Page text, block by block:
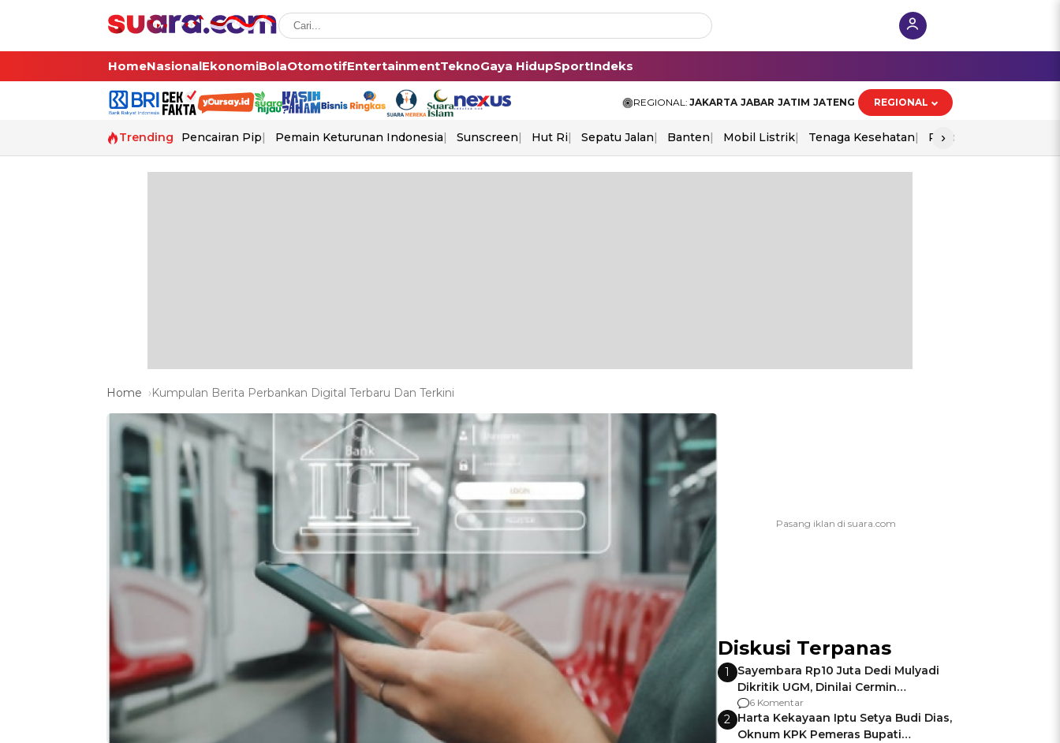
HomeNasionalEkonomiBolaOtomotifEntertainmentTeknoGaya HidupSportIndeks
REGIONAL: JAKARTA JABAR JATIM JATENG REGIONAL
Trending Pencairan Pip Pemain Keturunan Indonesia Sunscreen Hut Ri Sepatu Jalan Banten Mobil Listrik Tenaga Kesehatan Piala Aff 2026
›
Home Kumpulan Berita Perbankan Digital Terbaru Dan Terkini
Diskusi Terpanas
1
Sayembara Rp10 Juta Dedi Mulyadi
Dikritik UGM, Dinilai Cermin
Gagalnya Negara Jamin Keamanan
6 Komentar
2 Harta Kekayaan Iptu Setya Budi Dias,
Oknum KPK Pemeras Bupati